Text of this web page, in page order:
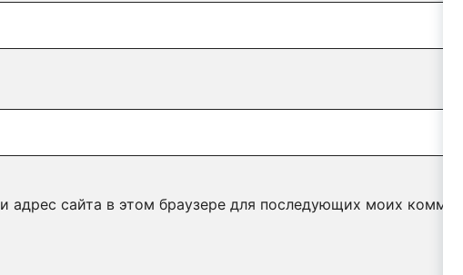
адрес сайта в этом браузере для последующих моих